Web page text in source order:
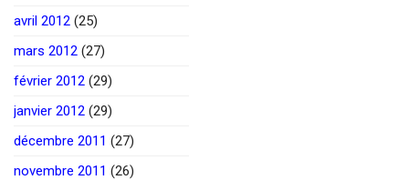
avril 2012 (25)
mars 2012 (27)
février 2012 (29)
janvier 2012 (29)
décembre 2011 (27)
novembre 2011 (26)